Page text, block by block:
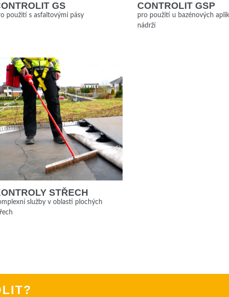
GS
použití s asfaltovými pásy
CONTROLIT GSP
pro použití u bazénových
nádrží
STŘECH
služby v oblasti plochých